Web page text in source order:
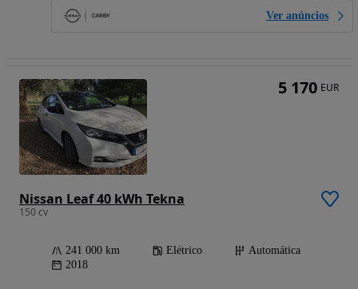
Ver anúncios
Nissan Leaf 40 kWh Tekna
150 cv
241 000 km Elétrico
Automática
2018
5 170 EUR